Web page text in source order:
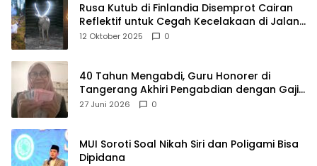
Rusa Kutub di Finlandia Disemprot Cairan
Reflektif untuk Cegah Kecelakaan di Jalan
Raya
12 Oktober 2025 0
40 Tahun Mengabdi, Guru Honorer di
Tangerang Akhiri Pengabdian dengan Gaji
Rp414 Ribu
27 Juni 2026 0
MUI Soroti Soal Nikah Siri dan Poligami Bisa
Dipidana